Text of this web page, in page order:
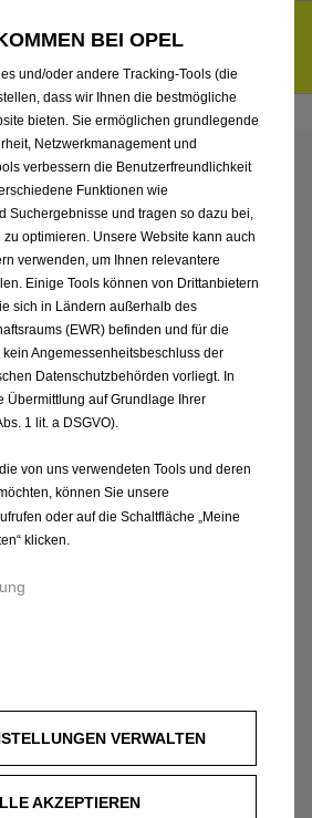
für E-Autos und Plug-in-
Mehr erfahren >>
SIE ALLE
VON
HERMANN
GMBH
BEI OPEL
und/oder andere Tracking-Tools (die
dass wir Ihnen die bestmögliche
bieten. Sie ermöglichen grundlegende
Netzwerkmanagement und
verbessern die Benutzerfreundlichkeit
Funktionen wie
Suchergebnisse und tragen so dazu bei,
optimieren. Unsere Website kann auch
verwenden, um Ihnen relevantere
Einige Tools können von Drittanbietern
sich in Ländern außerhalb des
(EWR) befinden und für die
Angemessenheitsbeschluss der
Datenschutzbehörden vorliegt. In
Übermittlung auf Grundlage Ihrer
1 lit. a DSGVO).
von uns verwendeten Tools und deren
können Sie unsere
oder auf die Schaltfläche „Meine
klicken.
VERWALTEN
AKZEPTIEREN